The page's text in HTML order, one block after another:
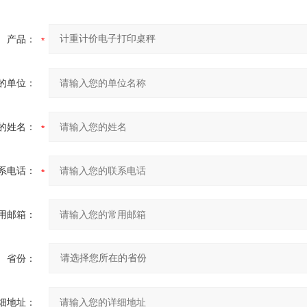
产品：
单位：
姓名：
电话：
邮箱：
省份：
地址：